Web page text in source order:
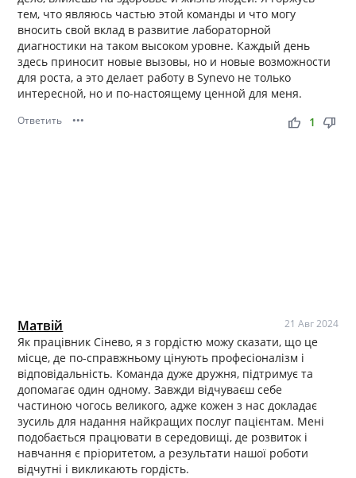
тем, что являюсь частью этой команды и что могу
вносить свой вклад в развитие лабораторной
диагностики на таком высоком уровне. Каждый день
здесь приносит новые вызовы, но и новые возможности
для роста, а это делает работу в Synevo не только
интересной, но и по-настоящему ценной для меня.
Ответить ••• thumb_up thumb_down
1
Матвій 21 Авг 2024
Як працівник Сінево, я з гордістю можу сказати, що це
місце, де по-справжньому цінують професіоналізм і
відповідальність. Команда дуже дружня, підтримує та
допомагає один одному. Завжди відчуваєш себе
частиною чогось великого, адже кожен з нас докладає
зусиль для надання найкращих послуг пацієнтам. Мені
подобається працювати в середовищі, де розвиток і
навчання є пріоритетом, а результати нашої роботи
відчутні і викликають гордість.